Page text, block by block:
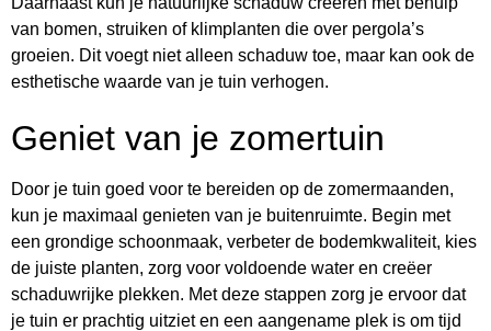
van bomen, struiken of klimplanten die over pergola’s
groeien. Dit voegt niet alleen schaduw toe, maar kan ook de
esthetische waarde van je tuin verhogen.
Geniet van je zomertuin
Door je tuin goed voor te bereiden op de zomermaanden,
kun je maximaal genieten van je buitenruimte. Begin met
een grondige schoonmaak, verbeter de bodemkwaliteit, kies
de juiste planten, zorg voor voldoende water en creëer
schaduwrijke plekken. Met deze stappen zorg je ervoor dat
je tuin er prachtig uitziet en een aangename plek is om tijd